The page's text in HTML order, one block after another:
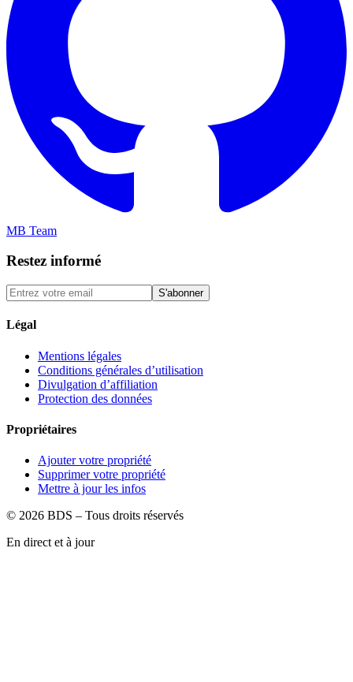
MB Team
Restez informé
S'abonner
Légal
Mentions légales
Conditions générales d’utilisation
Divulgation d’affiliation
Protection des données
Propriétaires
Ajouter votre propriété
Supprimer votre propriété
Mettre à jour les infos
© 2026 BDS – Tous droits réservés
En direct et à jour